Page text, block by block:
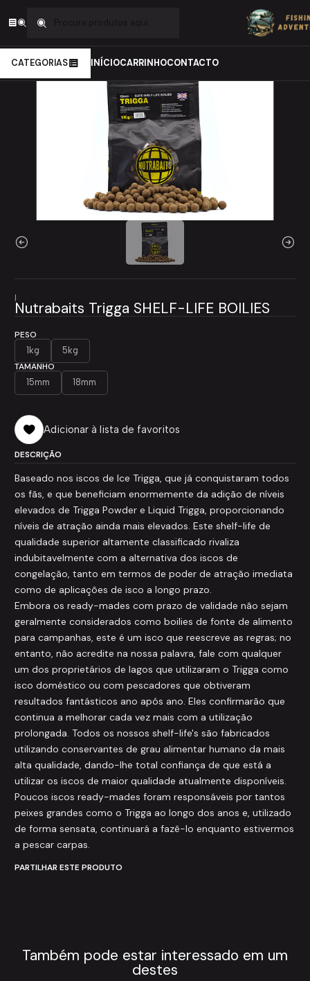
CATEGORIAS INÍCIOCARRINHOCONTACTO
Nutrabaits Trigga SHELF-LIFE BOILIES
|
Nutrabaits Trigga SHELF-LIFE BOILIES
PESO
1kg 5kg
TAMANHO
15mm 18mm
Adicionar à lista de favoritos
DESCRIÇÃO
Baseado nos iscos de Ice Trigga, que já conquistaram todos
os fãs, e que beneficiam enormemente da adição de níveis
elevados de Trigga Powder e Liquid Trigga, proporcionando
níveis de atração ainda mais elevados. Este shelf-life de
qualidade superior altamente classificado rivaliza
indubitavelmente com a alternativa dos iscos de
congelação, tanto em termos de poder de atração imediata
como de aplicações de isco a longo prazo.
Embora os ready-mades com prazo de validade não sejam
geralmente considerados como boilies de fonte de alimento
para campanhas, este é um isco que reescreve as regras; no
entanto, não acredite na nossa palavra, fale com qualquer
um dos proprietários de lagos que utilizaram o Trigga como
isco doméstico ou com pescadores que obtiveram
resultados fantásticos ano após ano. Eles confirmarão que
continua a melhorar cada vez mais com a utilização
prolongada. Todos os nossos shelf-life's são fabricados
utilizando conservantes de grau alimentar humano da mais
alta qualidade, dando-lhe total confiança de que está a
utilizar os iscos de maior qualidade atualmente disponíveis.
Poucos iscos ready-mades foram responsáveis por tantos
peixes grandes como o Trigga ao longo dos anos e, utilizado
de forma sensata, continuará a fazê-lo enquanto estivermos
a pescar carpas.
PARTILHAR ESTE PRODUTO
Também pode estar interessado em um
destes